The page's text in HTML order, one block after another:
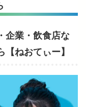
企業・飲食店な
ねおてぃー】